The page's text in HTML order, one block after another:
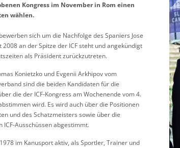
Kongress im November in Rom einen
wählen.
sich um die Nachfolge des Spaniers Jose
2008 an der Spitze der ICF steht und angekündigt
als Präsident zurückzutreten.
Konietzko und Evgenii Arkhipov vom
sind die beiden Kandidaten für die
die der ICF-Kongress am Wochenende vom 4.
wird. Es wird auch über die Positionen
und des Schatzmeisters sowie über die
ICF-Ausschüssen abgestimmt.
im Kanusport aktiv, als Sportler, Trainer und